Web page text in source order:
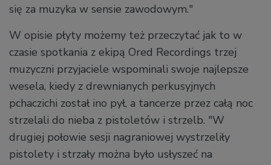
się za muzyka w sensie zawodowym."
W opisie płyty możemy też przeczytać jak to w
czasie spotkania z ekipą Ored Recordings trzej
muzyczni przyjaciele wspominali swoje najlepsze
wesela, kiedy z drewnianych perkusyjnych
pchaczichi został ino pył, a tancerze przez całą noc
strzelali do nieba z pistoletów i strzelb. "W
drugiej połowie sesji nagraniowej wystrzeliły
pistolety i strzały można było usłyszeć na